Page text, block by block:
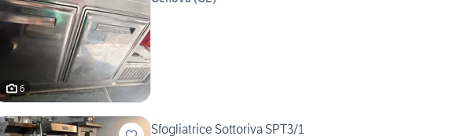
6
Sfogliatrice Sottoriva SPT3/1